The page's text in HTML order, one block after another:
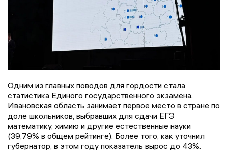
Одним из главных поводов для гордости стала
статистика Единого государственного экзамена.
Ивановская область занимает первое место в стране по
доле школьников, выбравших для сдачи ЕГЭ
математику, химию и другие естественные науки
(39,79% в общем рейтинге). Более того, как уточнил
губернатор, в этом году показатель вырос до 43%.